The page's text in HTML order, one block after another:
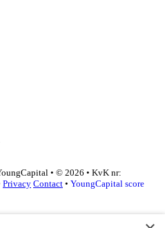
• © 2026 • KvK nr:
Privacy Contact • YoungCapital score